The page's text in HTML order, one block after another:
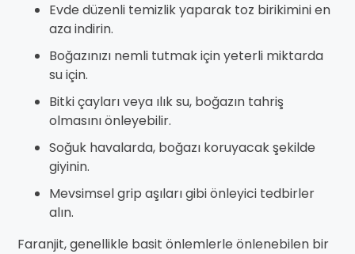
Evde düzenli temizlik yaparak toz birikimini en
aza indirin.
Boğazınızı nemli tutmak için yeterli miktarda
su için.
Bitki çayları veya ılık su, boğazın tahriş
olmasını önleyebilir.
Soğuk havalarda, boğazı koruyacak şekilde
giyinin.
Mevsimsel grip aşıları gibi önleyici tedbirler
alın.
Faranjit, genellikle basit önlemlerle önlenebilen bir